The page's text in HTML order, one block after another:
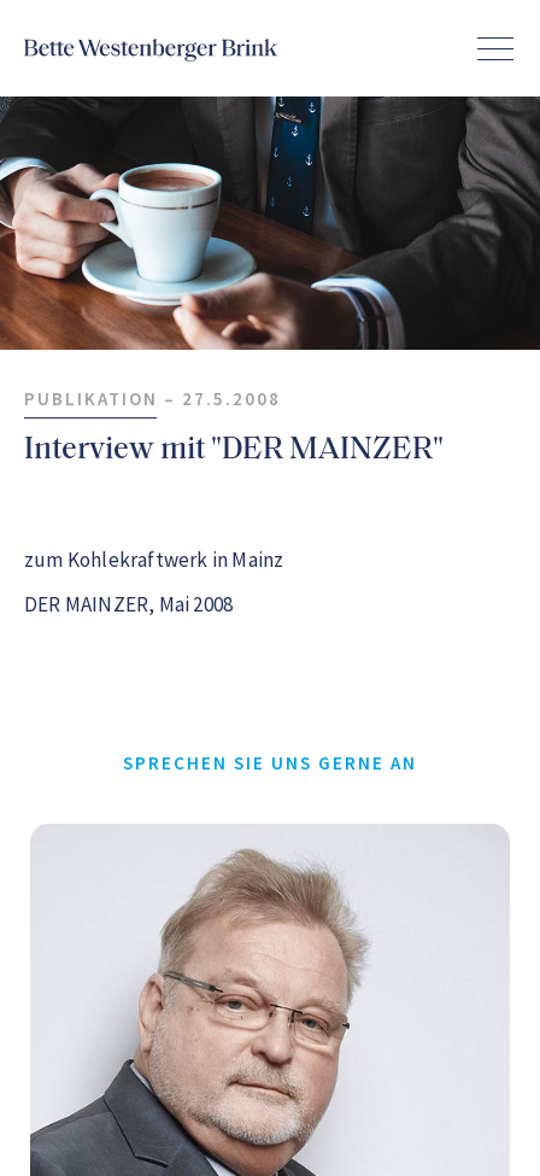
PUBLIKATION – 27.5.2008
Interview mit "DER MAINZER"
zum Kohlekraftwerk in Mainz
DER MAINZER, Mai 2008
SPRECHEN SIE UNS GERNE AN